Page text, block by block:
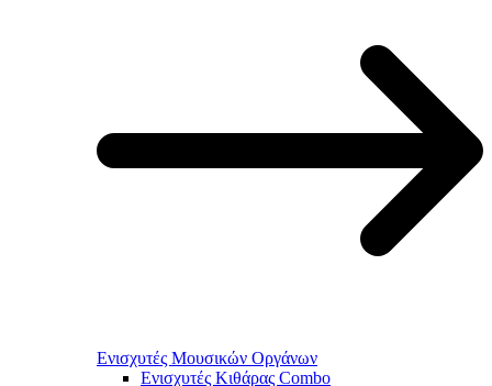
Ενισχυτές Μουσικών Οργάνων
Ενισχυτές Κιθάρας Combo